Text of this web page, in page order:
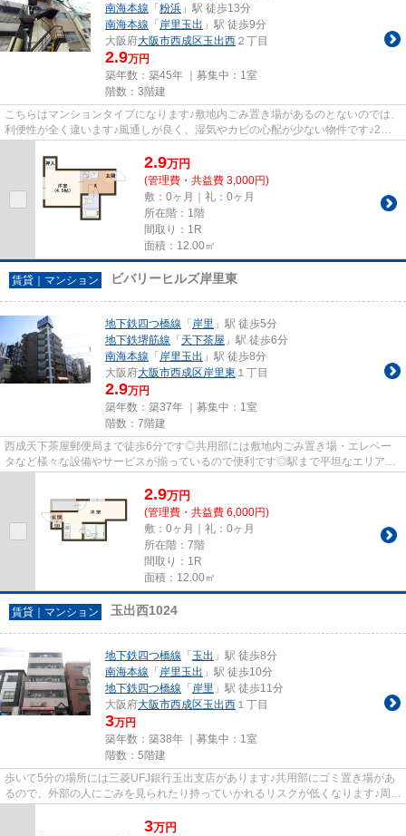
南海本線 「 粉浜 」駅 徒歩13分
南海本線 「 岸里玉出 」駅 徒歩9分
大阪府大阪市西成区玉出西 ２丁目
2.9万円
築年数：築45年 ｜募集中： 1室
階数：3階建
こちらはマンションタイプになります♪敷地内ごみ置き場があるのとないのでは、
利便性が全く違います♪風通しが良く、湿気やカビの心配が少ない物件です♪2駅
2.9万円
(管理費・共益費 3,000円)
敷：0ヶ月｜礼：0ヶ月
所在階：1階
間取り：1R
面積：12.00㎡
賃貸｜マンション ビバリーヒルズ岸里東
地下鉄四つ橋線 「 岸里 」駅 徒歩5分
地下鉄堺筋線 「 天下茶屋 」駅 徒歩6分
南海本線 「 岸里玉出 」駅 徒歩8分
大阪府大阪市西成区岸里東 １丁目
2.9万円
築年数：築37年 ｜募集中： 1室
階数：7階建
西成天下茶屋郵便局まで徒歩6分です◎共用部には敷地内ごみ置き場・エレベー
タなど様々な設備やサービスが揃っているので便利です◎駅まで平坦なエリアに
2.9万円
(管理費・共益費 6,000円)
敷：0ヶ月｜礼：0ヶ月
所在階：7階
間取り：1R
面積：12.00㎡
賃貸｜マンション 玉出西1024
地下鉄四つ橋線 「 玉出 」駅 徒歩8分
南海本線 「 岸里玉出 」駅 徒歩10分
地下鉄四つ橋線 「 岸里 」駅 徒歩11分
大阪府大阪市西成区玉出西 １丁目
3万円
築年数：築38年 ｜募集中： 1室
階数：5階建
歩いて5分の場所には三菱UFJ銀行玉出支店があります♪共用部にゴミ置き場があ
るので、外部の人にごみを見られたり持っていかれるリスクが低くなります♪周辺
3万円